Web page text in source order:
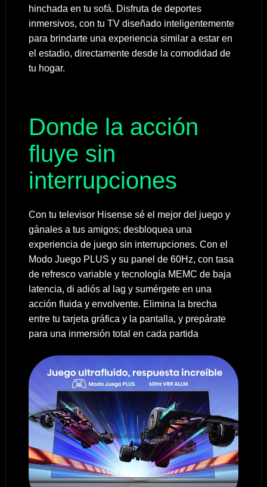
hinchada en tu sofá. Disfruta de deportes
inmersivos, con tu TV diseñado inteligentemente
para brindarte una experiencia similar a estar en
el estadio, directamente desde la comodidad de
tu hogar.
Donde la acción
fluye sin
interrupciones
Con tu televisor Hisense sé el mejor del juego y
gánales a tus amigos; desbloquea una
experiencia de juego sin interrupciones. Con el
Modo Juego PLUS y su panel de 60Hz, con tasa
de refresco variable y tecnología MEMC de baja
latencia, di adiós al lag y sumérgete en una
acción fluida y envolvente. Elimina la brecha
entre tu tarjeta gráfica y la pantalla, y prepárate
para una inmersión total en cada partida